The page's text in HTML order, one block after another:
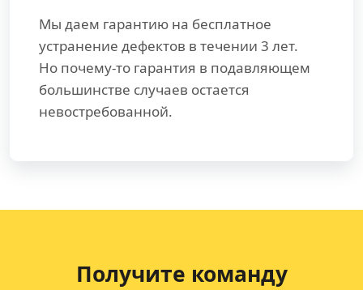
Мы даем гарантию на бесплатное
устранение дефектов в течении 3 лет.
Но почему-то гарантия в подавляющем
большинстве случаев остается
невостребованной.
Получите команду